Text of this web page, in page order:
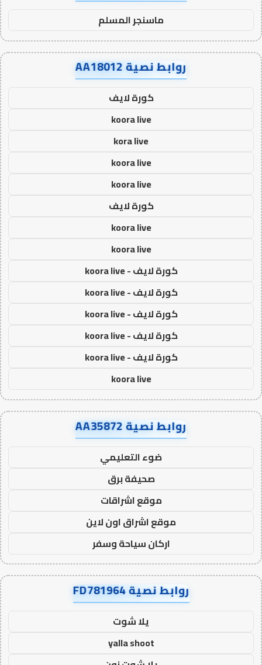
ماسنجر المسلم
روابط نصية AA18012
كورة لايف
koora live
kora live
koora live
koora live
كورة لايف
koora live
koora live
كورة لايف - koora live
كورة لايف - koora live
كورة لايف - koora live
كورة لايف - koora live
كورة لايف - koora live
koora live
روابط نصية AA35872
ضوء التعليمي
صحيفة برق
موقع اشراقات
موقع اشراق اون لاين
اركان سياحة وسفر
روابط نصية FD781964
يلا شوت
yalla shoot